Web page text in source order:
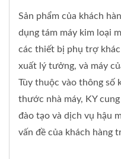
Sản phẩm của khách
dụng tám máy kim loại
các thiết bị phụ trợ
xuất lý tưởng, và máy
Tùy thuộc vào thông số
thước nhà máy, KY
đào tạo và dịch vụ hậu
vấn đề của khách hàng